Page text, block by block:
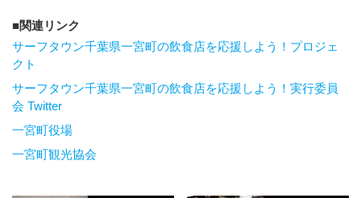
関連リンク
サーフタウン千葉県一宮町の飲食店を応援しよう！プロジェ
クト
サーフタウン千葉県一宮町の飲食店を応援しよう！実行委員
会 Twitter
一宮町役場
一宮町観光協会